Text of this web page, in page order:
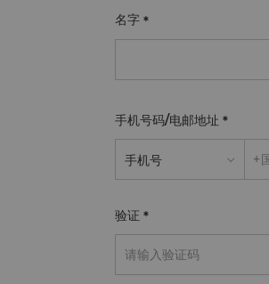
名字
手机号码/电邮地址
手机号
验证